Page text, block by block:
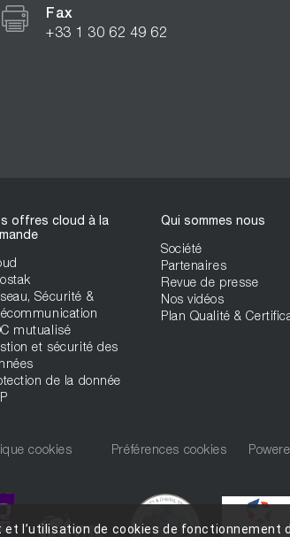
Fax
+33 1 30 62 49 62
offres cloud à la
Sécurité &
mutualisé
et sécurité des
de la donnée
Qui sommes nous
Société
Partenaires
Revue de presse
Nos vidéos
Plan Qualité &
cookies Préférences cookies
l’utilisation de cookies de fonctionnement